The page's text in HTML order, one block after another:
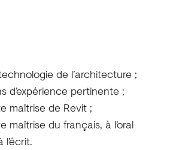
de l’architecture ;
d’expérience pertinente ;
maîtrise de Revit ;
maîtrise du français, à l’oral